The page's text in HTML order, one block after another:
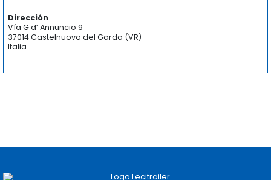
Dirección
Vía G d’ Annuncio 9
37014 Castelnuovo del Garda (VR)
Italia